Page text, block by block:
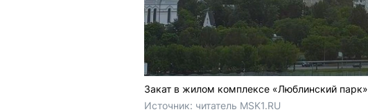
Закат в жилом комплексе «Люблинский парк»
Источник: читатель MSK1.RU